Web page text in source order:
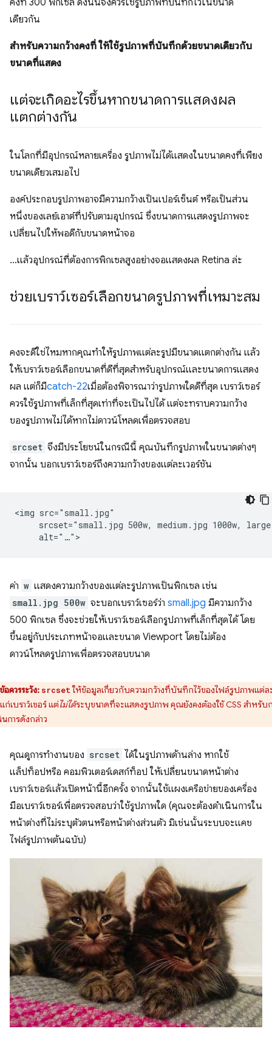
คงที่ 300 พิกเซล ดังนั้นจึงควรใช้รูปภาพที่บันทึกไว้ในขนาด
เดียวกัน
สําหรับความกว้างคงที่ ให้ใช้รูปภาพที่บันทึกด้วยขนาดเดียวกับ
ขนาดที่แสดง
แต่จะเกิดอะไรขึ้นหากขนาดการแสดงผล
แตกต่างกัน
ในโลกที่มีอุปกรณ์หลายเครื่อง รูปภาพไม่ได้แสดงในขนาดคงที่เพียง
ขนาดเดียวเสมอไป
องค์ประกอบรูปภาพอาจมีความกว้างเป็นเปอร์เซ็นต์ หรือเป็นส่วน
หนึ่งของเลย์เอาต์ที่ปรับตามอุปกรณ์ ซึ่งขนาดการแสดงรูปภาพจะ
เปลี่ยนไปให้พอดีกับขนาดหน้าจอ
…แล้วอุปกรณ์ที่ต้องการพิกเซลสูงอย่างจอแสดงผล Retina ล่ะ
ช่วยเบราว์เซอร์เลือกขนาดรูปภาพที่เหมาะสม
คงจะดีใช่ไหมหากคุณทำให้รูปภาพแต่ละรูปมีขนาดแตกต่างกัน แล้ว
ให้เบราว์เซอร์เลือกขนาดที่ดีที่สุดสำหรับอุปกรณ์และขนาดการแสดง
ผล แต่ก็มีcatch-22เมื่อต้องพิจารณาว่ารูปภาพใดดีที่สุด เบราว์เซอร์
ควรใช้รูปภาพที่เล็กที่สุดเท่าที่จะเป็นไปได้ แต่จะทราบความกว้าง
ของรูปภาพไม่ได้หากไม่ดาวน์โหลดเพื่อตรวจสอบ
srcset จึงมีประโยชน์ในกรณีนี้ คุณบันทึกรูปภาพในขนาดต่างๆ
จากนั้น บอกเบราว์เซอร์ถึงความกว้างของแต่ละเวอร์ชัน
<img src="small.jpg"
srcset="small.jpg 500w, medium.jpg 1000w,
ค่า w แสดงความกว้างของแต่ละรูปภาพเป็นพิกเซล เช่น
small.jpg 500w จะบอกเบราว์เซอร์ว่า small.jpg มีความกว้าง
500 พิกเซล ซึ่งจะช่วยให้เบราว์เซอร์เลือกรูปภาพที่เล็กที่สุดได้ โดย
ขึ้นอยู่กับประเภทหน้าจอและขนาด Viewport โดยไม่ต้อง
ดาวน์โหลดรูปภาพเพื่อตรวจสอบขนาด
ข้อควรระวัง: srcsetให้ข้อมูลเกี่ยวกับความกว้างที่บันทึกไว้ของไฟล์รูปภาพแต่ล
ก่เบราว์เซอร์ แต่ไม่ได้ระบุขนาดที่จะแสดงรูปภาพ คุณยังคงต้องใช้ CSS สำหรับ
นการดังกล่าว
คุณดูการทำงานของ srcset ได้ในรูปภาพด้านล่าง หากใช้
แล็ปท็อปหรือ คอมพิวเตอร์เดสก์ท็อป ให้เปลี่ยนขนาดหน้าต่าง
เบราว์เซอร์แล้วเปิดหน้านี้อีกครั้ง จากนั้นใช้แผงเครือข่ายของเครื่อง
มือเบราว์เซอร์เพื่อตรวจสอบว่าใช้รูปภาพใด (คุณจะต้องดำเนินการใน
หน้าต่างที่ไม่ระบุตัวตนหรือหน้าต่างส่วนตัว มิเช่นนั้นระบบจะแคช
ไฟล์รูปภาพต้นฉบับ)